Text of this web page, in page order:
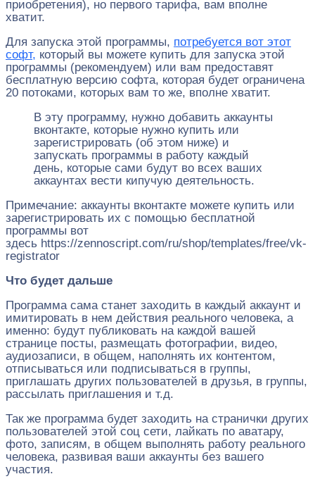
приобретения), но первого тарифа, вам вполне
хватит.
Для запуска этой программы, потребуется вот этот
софт, который вы можете купить для запуска этой
программы (рекомендуем) или вам предоставят
бесплатную версию софта, которая будет ограничена
20 потоками, которых вам то же, вполне хватит.
В эту программу, нужно добавить аккаунты
вконтакте, которые нужно купить или
зарегистрировать (об этом ниже) и
запускать программы в работу каждый
день, которые сами будут во всех ваших
аккаунтах вести кипучую деятельность.
Примечание: аккаунты вконтакте можете купить или
зарегистрировать их с помощью бесплатной
программы вот
здесь https://zennoscript.com/ru/shop/templates/free/vk-
registrator
Что будет дальше
Программа сама станет заходить в каждый аккаунт и
имитировать в нем действия реального человека, а
именно: будут публиковать на каждой вашей
странице посты, размещать фотографии, видео,
аудиозаписи, в общем, наполнять их контентом,
отписываться или подписываться в группы,
приглашать других пользователей в друзья, в группы,
рассылать приглашения и т.д.
Так же программа будет заходить на странички других
пользователей этой соц сети, лайкать по аватару,
фото, записям, в общем выполнять работу реального
человека, развивая ваши аккаунты без вашего
участия.